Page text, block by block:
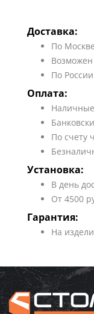
Доставка:
По
По
Оплата:
Наличные
По счету
Установка:
В день
От 4500
Гарантия:
На